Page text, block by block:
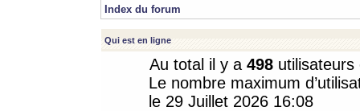
Index du forum
Qui est en ligne
Au total il y a 498
Le nombre maximum
le 29 Juillet 2026 16:08